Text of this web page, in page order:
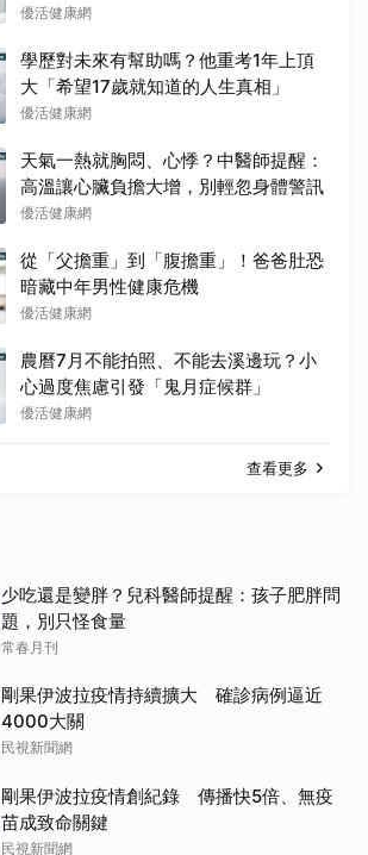
優活健康網
學歷對未來有幫助嗎？他重考1年上頂
大「希望17歲就知道的人生真相」
優活健康網
天氣一熱就胸悶、心悸？中醫師提醒：
高溫讓心臟負擔大增，別輕忽身體警訊
優活健康網
從「父擔重」到「腹擔重」！爸爸肚恐
暗藏中年男性健康危機
優活健康網
農曆7月不能拍照、不能去溪邊玩？小
心過度焦慮引發「鬼月症候群」
優活健康網
查看更多
少吃還是變胖？兒科醫師提醒：孩子肥胖問
題，別只怪食量
常春月刊
剛果伊波拉疫情持續擴大 確診病例逼近
4000大關
民視新聞網
剛果伊波拉疫情創紀錄 傳播快5倍、無疫
苗成致命關鍵
民視新聞網